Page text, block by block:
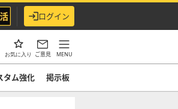
ログイン
お気に入り ご意見 MENU
タム強化 掲示板